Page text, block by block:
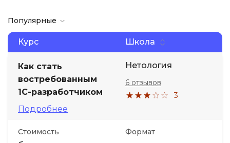
Популярные
Курс Школа
Как стать
востребованным
1С-разработчиком
Подробнее
Нетология
3
6 отзывов
Стоимость Формат